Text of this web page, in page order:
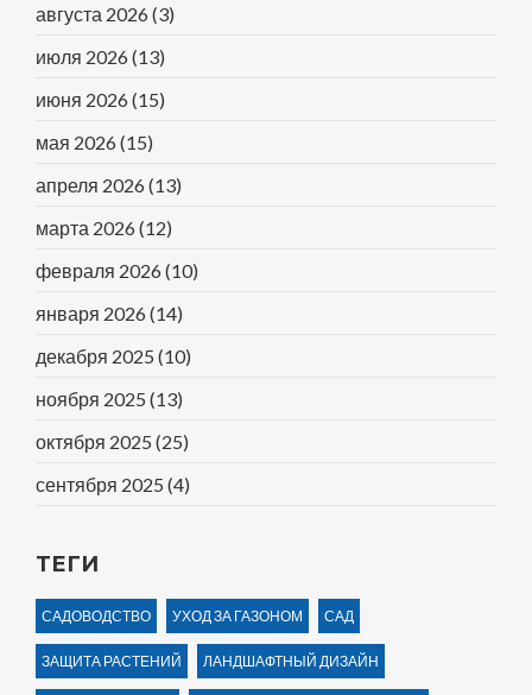
августа 2026 (3)
июля 2026 (13)
июня 2026 (15)
мая 2026 (15)
апреля 2026 (13)
марта 2026 (12)
февраля 2026 (10)
января 2026 (14)
декабря 2025 (10)
ноября 2025 (13)
октября 2025 (25)
сентября 2025 (4)
ТЕГИ
САДОВОДСТВО УХОД ЗА ГАЗОНОМ САД
ЗАЩИТА РАСТЕНИЙ ЛАНДШАФТНЫЙ ДИЗАЙН